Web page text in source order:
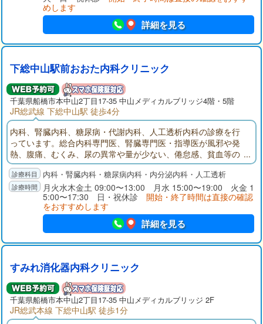
めします
詳細を見る
下総中山駅前おおた内科クリニック
千葉県船橋市本中山2丁目17-35 中山メディカルブリッジ4階・5階
JR総武線 下総中山駅 徒歩4分
内科、腎臓内科、糖尿病・代謝内科、人工透析内科の診療を行
っています。総合内科専門医、腎臓専門医・指導医が風邪や発
熱、腹痛、むくみ、尿の異常や量が少ない、倦怠感、貧血等の
症状の診療を行います。透析治療にも対応しています。
内科・腎臓内科・糖尿病内科・内分泌内科・人工透析
月火水木金土 09:00〜13:00 月水 15:00〜19:00 火金 1
5:00〜17:30 日・祝休診 開始・終了時間は直接の確認
をおすすめします
詳細を見る
すみれ消化器内科クリニック
千葉県船橋市本中山2丁目17-35 中山メディカルブリッジ 2F
JR総武本線 下総中山駅 徒歩1分